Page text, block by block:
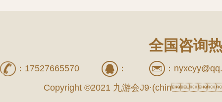
全国咨询
： 17527665570 ： ：
Copyright ©2021 九游会J9·(china)